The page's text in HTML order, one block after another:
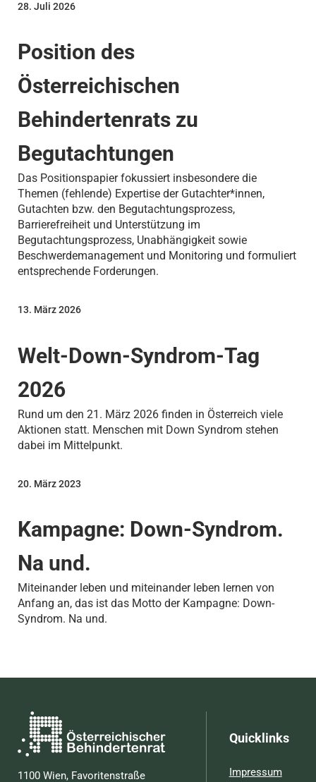
Position des
Österreichischen
Behindertenrats zu
Begutachtungen
28. Juli 2026
Das Positionspapier fokussiert insbesondere die
Themen (fehlende) Expertise der Gutachter*innen,
Gutachten bzw. den Begutachtungsprozess,
Barrierefreiheit und Unterstützung im
Begutachtungsprozess, Unabhängigkeit sowie
Beschwerdemanagement und Monitoring und formuliert
entsprechende Forderungen.
Welt-Down-Syndrom-Tag
2026
13. März 2026
Rund um den 21. März 2026 finden in Österreich viele
Aktionen statt. Menschen mit Down Syndrom stehen
dabei im Mittelpunkt.
Kampagne: Down-Syndrom.
Na und.
20. März 2023
Miteinander leben und miteinander leben lernen von
Anfang an, das ist das Motto der Kampagne: Down-
Syndrom. Na und.
1100 Wien, Favoritenstraße
Quicklinks
Impressum